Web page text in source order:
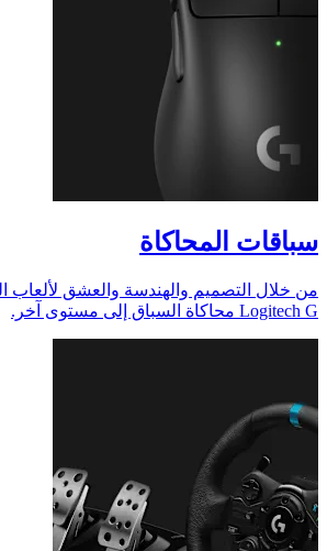
سباقات المحاكاة
من خلال التصميم والهندسة والعشق لألعاب